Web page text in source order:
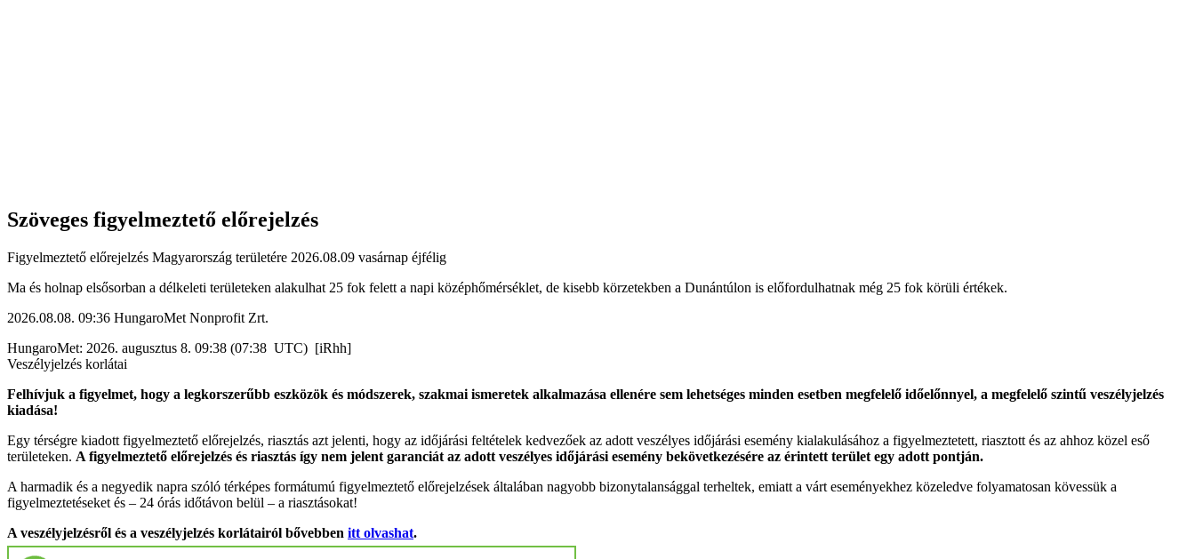
Szöveges figyelmeztető előrejelzés
Figyelmeztető előrejelzés Magyarország területére 2026.08.09 vasárnap éjfélig
Ma és holnap elsősorban a délkeleti területeken alakulhat 25 fok felett a napi középhőmérséklet, de kisebb körzetekben a Dunántúlon is előfordulhatnak még 25 fok körüli értékek.
2026.08.08. 09:36 HungaroMet Nonprofit Zrt.
HungaroMet: 2026. augusztus 8. 09:38 (07:38 UTC) [iRhh]
Veszélyjelzés korlátai
Felhívjuk a figyelmet, hogy a legkorszerűbb eszközök és módszerek, szakmai ismeretek alkalmazása ellenére sem lehetséges minden esetben megfelelő időelőnnyel, a megfelelő szintű veszélyjelzés
kiadása!
Egy térségre kiadott figyelmeztető előrejelzés, riasztás azt jelenti, hogy az időjárási feltételek kedvezőek az adott veszélyes időjárási esemény kialakulásához a figyelmeztetett, riasztott és az ahhoz közel eső
területeken. A figyelmeztető előrejelzés és riasztás így nem jelent garanciát az adott veszélyes időjárási esemény bekövetkezésére az érintett terület egy adott pontján.
A harmadik és a negyedik napra szóló térképes formátumú figyelmeztető előrejelzések általában nagyobb bizonytalansággal terheltek, emiatt a várt eseményekhez közeledve folyamatosan kövessük a
figyelmeztetéseket és – 24 órás időtávon belül – a riasztásokat!
A veszélyjelzésről és a veszélyjelzés korlátairól bővebben itt olvashat.